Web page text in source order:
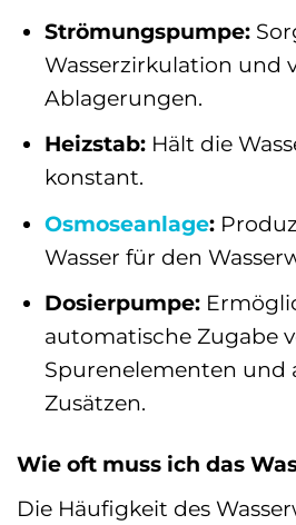
Strömungspumpe:
Wasserzirkulation und
Ablagerungen.
Heizstab:Hält die
konstant.
Osmoseanlage:
Wasser für den
Dosierpumpe:
automatische Zugabe
Spurenelementen und
Zusätzen.
Wie oft muss ich das
Die Häufigkeit des